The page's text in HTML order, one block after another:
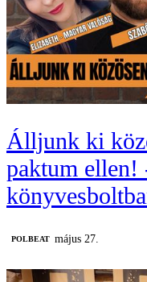
Álljunk ki
paktum ellen!
‎POLBEAT május 27.